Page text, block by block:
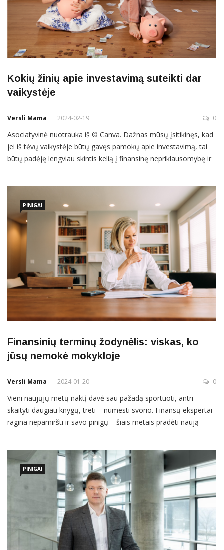
Kokių žinių apie investavimą suteikti dar
vaikystėje
Versli Mama 2024-02-19 0
Asociatyvinė nuotrauka iš © Canva. Dažnas mūsų įsitikinęs, kad
jei iš tėvų vaikystėje būtų gavęs pamokų apie investavimą, tai
būtų padėję lengviau skintis kelią į finansinę nepriklausomybę ir
PINIGAI
Finansinių terminų žodynėlis: viskas, ko
jūsų nemokė mokykloje
Versli Mama 2024-01-20 0
Vieni naujųjų metų naktį davė sau pažadą sportuoti, antri –
skaityti daugiau knygų, treti – numesti svorio. Finansų ekspertai
ragina nepamiršti ir savo pinigų – šiais metais pradėti naują
brangesniems pirkiniams ar nenumatytoms išlaidoms.
PINIGAI